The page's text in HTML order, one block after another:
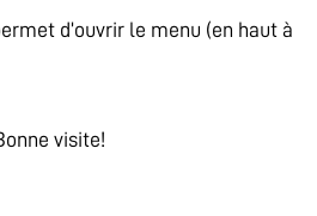
d’ouvrir le menu (en haut à
visite!